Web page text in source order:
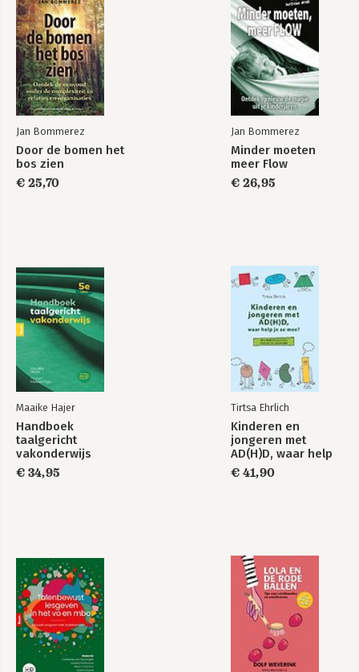
Minder moeten
meer Flow
Door de bomen het
bos zien
Minder moeten
meer FLOW
Flow en de kunst
van het zakendoen
Bekijk alle boeken
Jan Bommerez
Door de bomen het
bos zien
€ 25,70
Jan Bommerez
Minder moeten
meer Flow
€ 26,95
Maaike Hajer
Handboek
taalgericht
vakonderwijs
€ 34,95
Tirtsa Ehrlich
Kinderen en
jongeren met
AD(H)D, waar help
je ze mee?
€ 41,90